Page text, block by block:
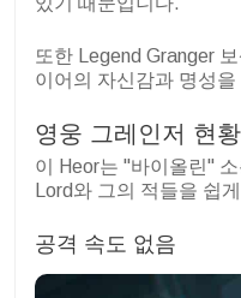
또한 Legend Granger
이어의 자신감과 명성
영웅 그레인저 현황
이 Heor는 "바이올린"
Lord와 그의 적들을 쉽
공격 속도 없음